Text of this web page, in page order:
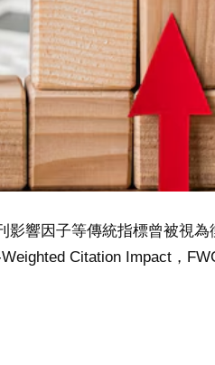
響因子等傳統指標曾被視
Citation Impact，